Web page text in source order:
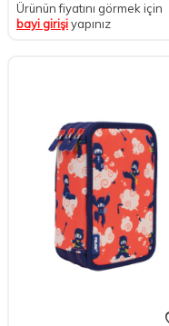
Ürünün fiyatını görmek için
bayi girişiyapınız